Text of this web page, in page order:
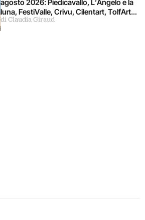
agosto 2026: Piedicavallo, L’Angelo e la
luna, FestiValle, Crivu, Cilentart, TolfArte,
Pietrasanta è Ceramica
di Claudia Giraud